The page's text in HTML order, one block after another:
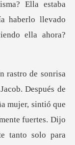
fuertes. Dijo
tanto solo para